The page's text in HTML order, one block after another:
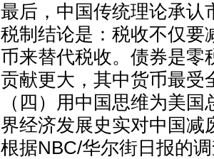
最后，中国传统理论承认
税制结论是：税收不仅要
币来替代税收。债券是零
贡献更大，其中货币最受
（四）用中国思维为美
界经济发展史实对中国减
根据NBC/华尔街日报的